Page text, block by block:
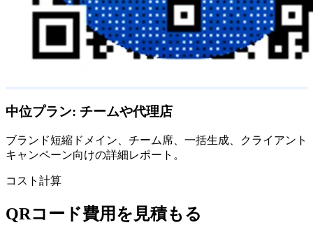
中位プラン: チームや代理店
ブランド短縮ドメイン、チーム席、一括生成、クライアント
キャンペーン向けの詳細レポート。
コスト計算
QRコード費用を見積もる